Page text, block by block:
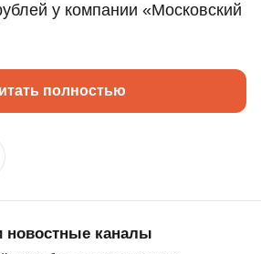
у компании «Московский
полностью
новостные каналы